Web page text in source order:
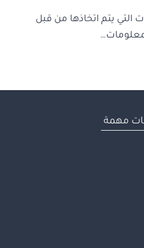
التي يتم اتخاذها من قبل
مهمة